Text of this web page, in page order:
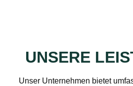
UNSERE
Unser Unternehmen bietet